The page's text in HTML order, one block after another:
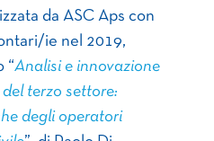
da ASC Aps con
ie nel 2019,
“Analisi e innovazione
terzo settore:
degli operatori